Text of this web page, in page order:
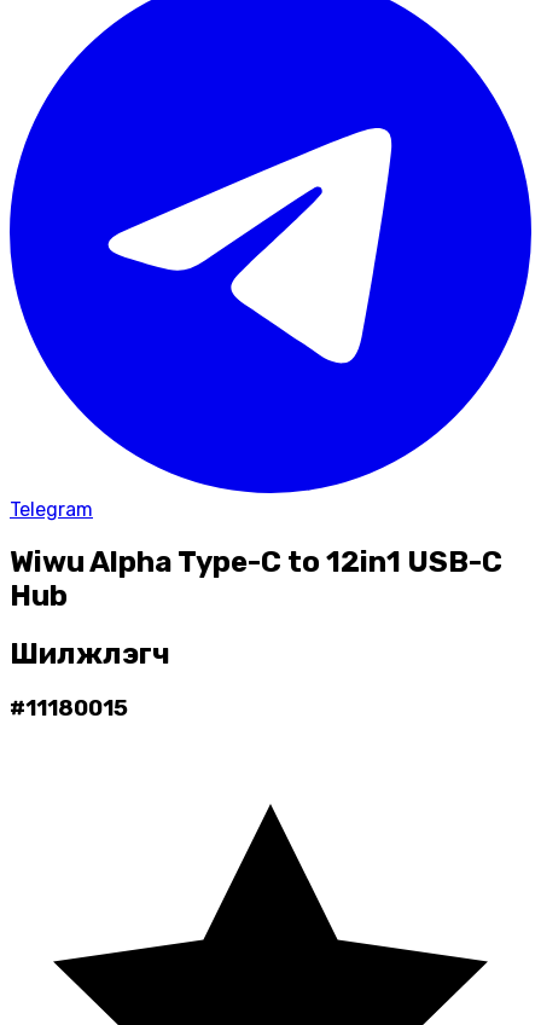
Telegram
Wiwu Alpha Type-C to 12in1 USB-C
Hub
Шилжүүлэгч
#11180015